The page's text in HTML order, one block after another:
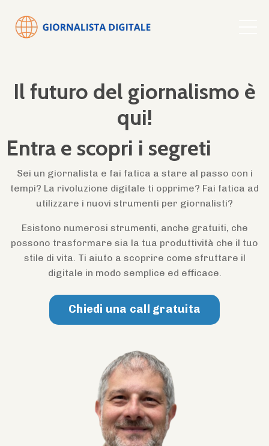
Il futuro del giornalismo è
qui!
Entra e scopri i segreti
Sei un giornalista e fai fatica a stare al passo con i
tempi? La rivoluzione digitale ti opprime? Fai fatica ad
utilizzare i nuovi strumenti per giornalisti?
Esistono numerosi strumenti, anche gratuiti, che
possono trasformare sia la tua produttività che il tuo
stile di vita. Ti aiuto a scoprire come sfruttare il
digitale in modo semplice ed efficace.
Chiedi una call gratuita